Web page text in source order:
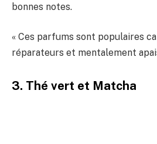
bonnes notes.
« Ces parfums sont populaires
réparateurs et mentalement
3. Thé vert et Matcha